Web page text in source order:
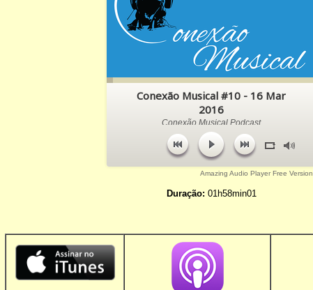
Conexão Musical #10 - 16 Mar
2016
Conexão Musical Podcast
Portal da Música Católica
Amazing Audio Player Free Version
Duração: 01h58min01